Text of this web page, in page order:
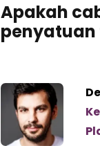
Apakah